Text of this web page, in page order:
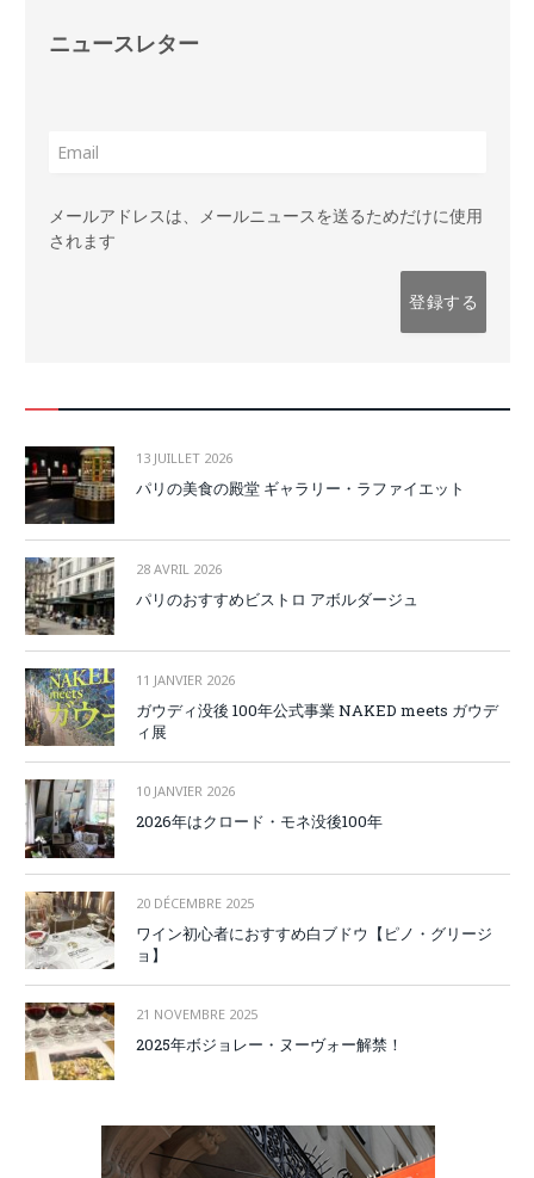
ニュースレター
メールアドレスは、メールニュースを送るためだけに使用
されます
13 JUILLET 2026
パリの美食の殿堂 ギャラリー・ラファイエット
28 AVRIL 2026
パリのおすすめビストロ アボルダージュ
11 JANVIER 2026
ガウディ没後 100年公式事業 NAKED meets ガウデ
ィ展
10 JANVIER 2026
2026年はクロード・モネ没後100年
20 DÉCEMBRE 2025
ワイン初心者におすすめ白ブドウ【ピノ・グリージ
ョ】
21 NOVEMBRE 2025
2025年ボジョレー・ヌーヴォー解禁！